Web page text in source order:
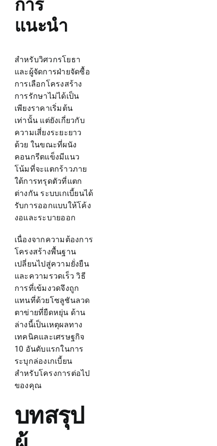
การ
แนะนำ
สำหรับวิศวกรโยธา
และผู้จัดการฝ่ายจัดซื้อ
การเลือกโครงสร้าง
การรักษาไม่ได้เป็น
เพียงราคาเริ่มต้น
เท่านั้น แต่ยังเกี่ยวกับ
ความเสี่ยงระยะยาว
ด้วย ในขณะที่ผนัง
คอนกรีตแข็งมีแนว
โน้มที่จะแตกร้าวภาย
ใต้การทรุดตัวที่แตก
ต่างกัน ระบบเกเบี้ยนได้
รับการออกแบบให้โค้ง
งอและระบายออก
เนื่องจากความต้องการ
โครงสร้างพื้นฐาน
เปลี่ยนไปสู่ความยั่งยืน
และความรวดเร็ว วิธี
การที่เข้มงวดจึงถูก
แทนที่ด้วยโซลูชันลวด
ตาข่ายที่ยืดหยุ่น ด้าน
ล่างนี้เป็นเหตุผลทาง
เทคนิคและเศรษฐกิจ
10 อันดับแรกในการ
ระบุกล่องเกเบี้ยน
สำหรับโครงการต่อไป
ของคุณ
บทสรุป